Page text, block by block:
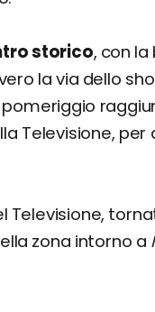
storico, con
la via dello
Televisione,
Televisione,
zona intorno a